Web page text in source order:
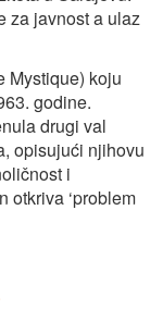
za javnost a ulaz
Mystique) koju
godine.
drugi val
opisujući njihovu
i
otkriva ‘problem